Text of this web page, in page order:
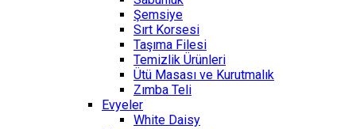
Şemsiye
Sırt Korsesi
Taşıma Filesi
Temizlik Ürünleri
Ütü Masası ve Kurutmalık
Zımba Teli
Evyeler
White Daisy